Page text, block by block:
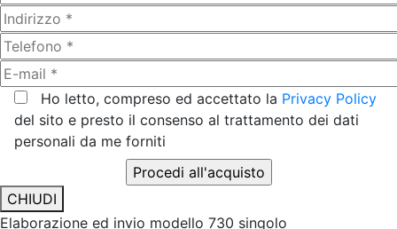
Ho letto, compreso ed accettato la Privacy Policy
del sito e presto il consenso al trattamento dei dati
personali da me forniti
CHIUDI
Elaborazione ed invio modello 730 singolo